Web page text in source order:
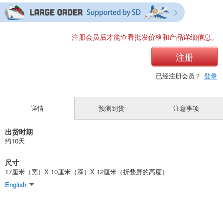
注册会员后才能查看批发价格和产品详细信息。
注册
已经注册会员？ 登录
详情
出货时期
约10天
尺寸
17厘米（宽）X 10厘米（深）X 12厘米（折叠屏的高度）
English
预测到货 注意事项